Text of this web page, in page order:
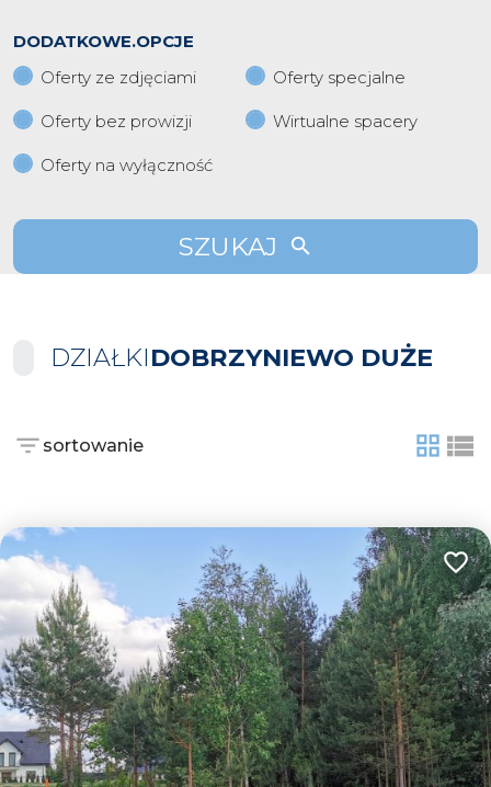
DODATKOWE.OPCJE
Oferty ze zdjęciami
Oferty specjalne
Oferty bez prowizji Wirtualne spacery
Oferty na wyłączność
SZUKAJ
DZIAŁKIDOBRZYNIEWO DUŻE
sortowanie
tabela